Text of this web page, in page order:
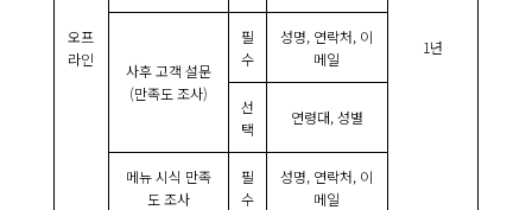
오프
라인
1년
사후 고객 설문
(만족도 조사)
필
수
성명, 연락처, 이
메일
선
택
연령대, 성별
메뉴 시식 만족
도 조사
필
수
성명, 연락처, 이
메일